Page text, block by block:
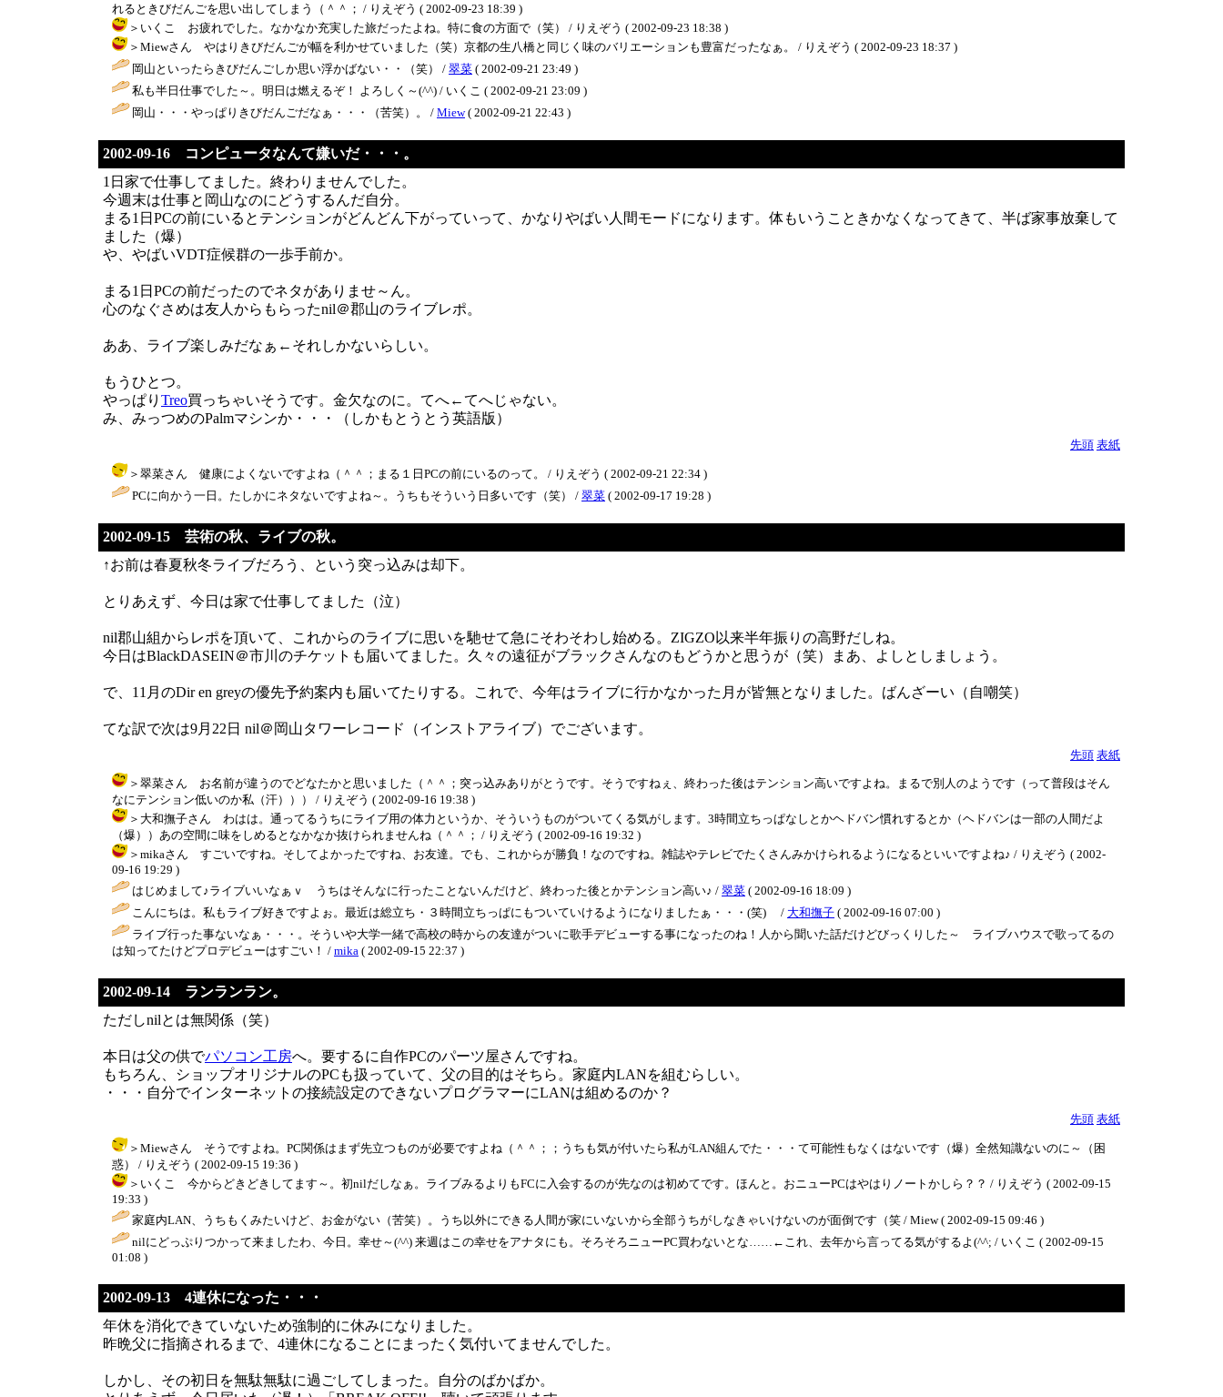
れるときびだんごを思い出してしまう（＾＾； / りえぞう ( 2002-09-23 18:39 )
＞いくこ お疲れでした。なかなか充実した旅だったよね。特に食の方面で（笑） / りえぞう ( 2002-09-23 18:38 )
＞Miewさん やはりきびだんごが幅を利かせていました（笑）京都の生八橋と同じく味のバリエーションも豊富だったなぁ。 / りえぞう ( 2002-09-23 18:37 )
岡山といったらきびだんごしか思い浮かばない・・（笑） / 翠菜 ( 2002-09-21 23:49 )
私も半日仕事でした～。明日は燃えるぞ！ よろしく～(^^) / いくこ ( 2002-09-21 23:09 )
岡山・・・やっぱりきびだんごだなぁ・・・（苦笑）。 / Miew( 2002-09-21 22:43 )
2002-09-16 コンピュータなんて嫌いだ・・・。
1日家で仕事してました。終わりませんでした。
今週末は仕事と岡山なのにどうするんだ自分。
まる1日PCの前にいるとテンションがどんどん下がっていって、かなりやばい人間モードになります。体もいうこときかなくなってきて、半ば家事放棄して
ました（爆）
や、やばいVDT症候群の一歩手前か。
まる1日PCの前だったのでネタがありませ～ん。
心のなぐさめは友人からもらったnil＠郡山のライブレポ。
ああ、ライブ楽しみだなぁ←それしかないらしい。
もうひとつ。
やっぱり Treo買っちゃいそうです。金欠なのに。てへ←てへじゃない。
み、みっつめのPalmマシンか・・・（しかもとうとう英語版）
先頭 表紙
＞翠菜さん 健康によくないですよね（＾＾；まる１日PCの前にいるのって。 / りえぞう ( 2002-09-21 22:34 )
PCに向かう一日。たしかにネタないですよね～。うちもそういう日多いです（笑） / 翠菜 ( 2002-09-17 19:28 )
2002-09-15 芸術の秋、ライブの秋。
↑お前は春夏秋冬ライブだろう、という突っ込みは却下。
とりあえず、今日は家で仕事してました（泣）
nil郡山組からレポを頂いて、これからのライブに思いを馳せて急にそわそわし始める。ZIGZO以来半年振りの高野だしね。
今日はBlackDASEIN＠市川のチケットも届いてました。久々の遠征がブラックさんなのもどうかと思うが（笑）まあ、よしとしましょう。
で、11月のDir en greyの優先予約案内も届いてたりする。これで、今年はライブに行かなかった月が皆無となりました。ばんざーい（自嘲笑）
てな訳で次は9月22日 nil＠岡山タワーレコード（インストアライブ）でございます。
先頭 表紙
＞翠菜さん お名前が違うのでどなたかと思いました（＾＾；突っ込みありがとうです。そうですねぇ、終わった後はテンション高いですよね。まるで別人のようです（って普段はそん
なにテンション低いのか私（汗））） / りえぞう ( 2002-09-16 19:38 )
＞大和撫子さん わはは。通ってるうちにライブ用の体力というか、そういうものがついてくる気がします。3時間立ちっぱなしとかヘドバン慣れするとか（ヘドバンは一部の人間だよ
（爆））あの空間に味をしめるとなかなか抜けられませんね（＾＾； / りえぞう ( 2002-09-16 19:32 )
＞mikaさん すごいですね。そしてよかったですね、お友達。でも、これからが勝負！なのですね。雑誌やテレビでたくさんみかけられるようになるといいですよね♪ / りえぞう ( 2002-
09-16 19:29 )
はじめまして♪ライブいいなぁｖ うちはそんなに行ったことないんだけど、終わった後とかテンション高い♪ / 翠菜 ( 2002-09-16 18:09 )
こんにちは。私もライブ好きですよぉ。最近は総立ち・３時間立ちっぱにもついていけるようになりましたぁ・・・(笑) / 大和撫子 ( 2002-09-16 07:00 )
ライブ行った事ないなぁ・・・。そういや大学一緒で高校の時からの友達がついに歌手デビューする事になったのね！人から聞いた話だけどびっくりした～ ライブハウスで歌ってるの
は知ってたけどプロデビューはすごい！ / mika ( 2002-09-15 22:37 )
2002-09-14 ランランラン。
ただしnilとは無関係（笑）
本日は父の供でパソコン工房へ。要するに自作PCのパーツ屋さんですね。
もちろん、ショップオリジナルのPCも扱っていて、父の目的はそちら。家庭内LANを組むらしい。
・・・自分でインターネットの接続設定のできないプログラマーにLANは組めるのか？
先頭 表紙
＞Miewさん そうですよね。PC関係はまず先立つものが必要ですよね（＾＾；；うちも気が付いたら私がLAN組んでた・・・て可能性もなくはないです（爆）全然知識ないのに～（困
惑） / りえぞう ( 2002-09-15 19:36 )
＞いくこ 今からどきどきしてます～。初nilだしなぁ。ライブみるよりもFCに入会するのが先なのは初めてです。ほんと。おニューPCはやはりノートかしら？？ / りえぞう ( 2002-09-15
19:33 )
家庭内LAN、うちもくみたいけど、お金がない（苦笑）。うち以外にできる人間が家にいないから全部うちがしなきゃいけないのが面倒です（笑 / Miew ( 2002-09-15 09:46 )
nilにどっぷりつかって来ましたわ、今日。幸せ～(^^) 来週はこの幸せをアナタにも。そろそろニューPC買わないとな……←これ、去年から言ってる気がするよ(^^; / いくこ ( 2002-09-15
01:08 )
2002-09-13 4連休になった・・・
年休を消化できていないため強制的に休みになりました。
昨晩父に指摘されるまで、4連休になることにまったく気付いてませんでした。
しかし、その初日を無駄無駄に過ごしてしまった。自分のばかばか。